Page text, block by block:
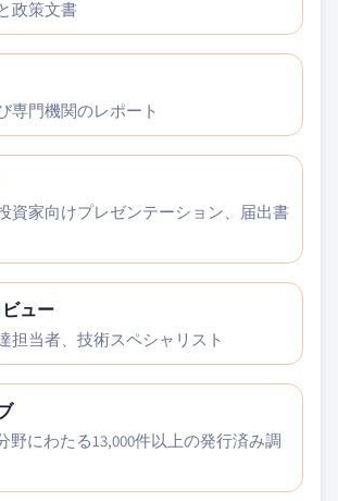
政策文書
専門機関のレポート
資家向けプレゼンテーション、届出書
ュー
担当者、技術スペシャリスト
野にわたる13,000件以上の発行済み調